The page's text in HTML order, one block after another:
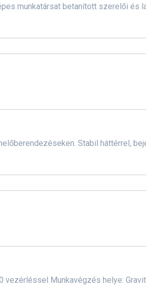
munkatársat betanított szerelői és
Stabil háttérrel,
vezérléssel Munkavégzés helye: